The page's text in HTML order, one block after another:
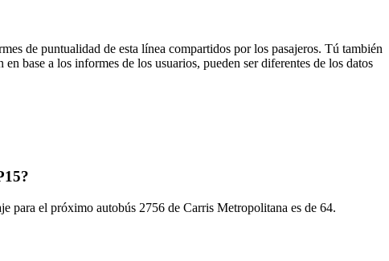
de puntualidad de esta línea compartidos por los pasajeros. Tú también
base a los informes de los usuarios, pueden ser diferentes de los datos
el próximo autobús 2756 de Carris Metropolitana es de 64.